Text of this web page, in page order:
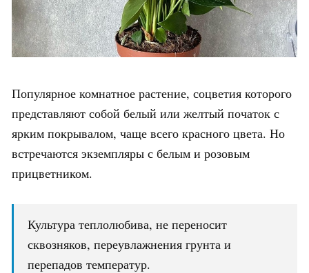
Популярное комнатное растение, соцветия которого
представляют собой белый или желтый початок с
ярким покрывалом, чаще всего красного цвета. Но
встречаются экземпляры с белым и розовым
прицветником.
Культура теплолюбива, не переносит
сквозняков, переувлажнения грунта и
перепадов температур.